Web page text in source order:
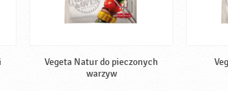
Vegeta Natur do pieczonych
warzyw